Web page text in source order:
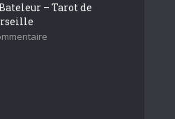
– Tarot de